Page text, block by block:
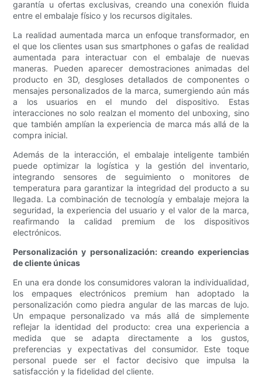
garantía u ofertas exclusivas, creando una conexión fluida
entre el embalaje físico y los recursos digitales.
La realidad aumentada marca un enfoque transformador, en
el que los clientes usan sus smartphones o gafas de realidad
aumentada para interactuar con el embalaje de nuevas
maneras. Pueden aparecer demostraciones animadas del
producto en 3D, desgloses detallados de componentes o
mensajes personalizados de la marca, sumergiendo aún más
a los usuarios en el mundo del dispositivo. Estas
interacciones no solo realzan el momento del unboxing, sino
que también amplían la experiencia de marca más allá de la
compra inicial.
Además de la interacción, el embalaje inteligente también
puede optimizar la logística y la gestión del inventario,
integrando sensores de seguimiento o monitores de
temperatura para garantizar la integridad del producto a su
llegada. La combinación de tecnología y embalaje mejora la
seguridad, la experiencia del usuario y el valor de la marca,
reafirmando la calidad premium de los dispositivos
electrónicos.
Personalización y personalización: creando experiencias
de cliente únicas
En una era donde los consumidores valoran la individualidad,
los empaques electrónicos premium han adoptado la
personalización como piedra angular de las marcas de lujo.
Un empaque personalizado va más allá de simplemente
reflejar la identidad del producto: crea una experiencia a
medida que se adapta directamente a los gustos,
preferencias y expectativas del consumidor. Este toque
personal puede ser el factor decisivo que impulsa la
satisfacción y la fidelidad del cliente.